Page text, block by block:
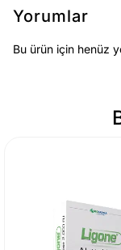
Yorumlar
Bu ürün için henüz